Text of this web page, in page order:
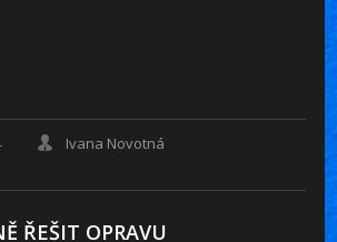
Ivana Novotná
ŘEŠIT OPRAVU